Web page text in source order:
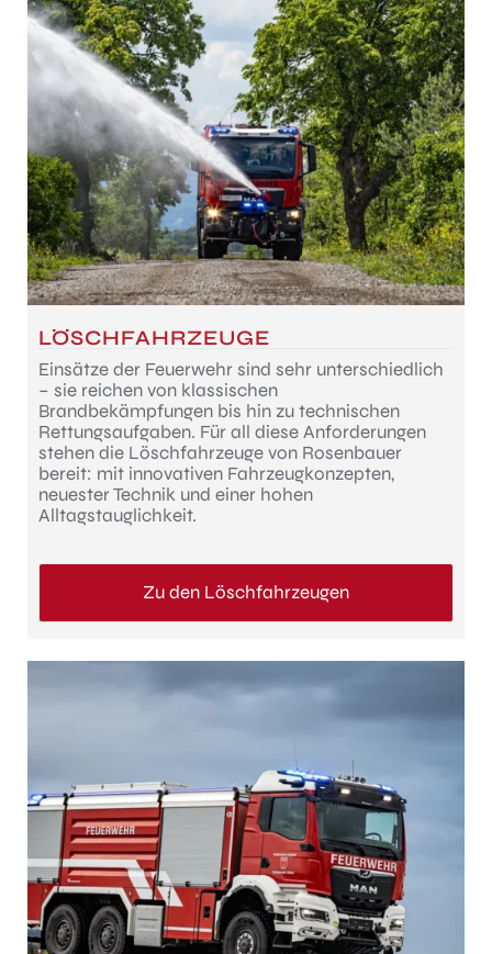
LÖSCHFAHRZEUGE
Einsätze der Feuerwehr sind sehr unterschiedlich
– sie reichen von klassischen
Brandbekämpfungen bis hin zu technischen
Rettungsaufgaben. Für all diese Anforderungen
stehen die Löschfahrzeuge von Rosenbauer
bereit: mit innovativen Fahrzeugkonzepten,
neuester Technik und einer hohen
Alltagstauglichkeit.
Zu den Löschfahrzeugen